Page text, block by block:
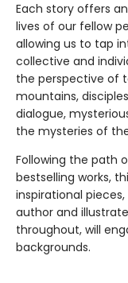
Each story offers
lives of our fellow
allowing us to tap
collective and
the perspective of
mountains,
dialogue,
the mysteries of
Following the path
bestselling works,
inspirational
author and
throughout, will
backgrounds.